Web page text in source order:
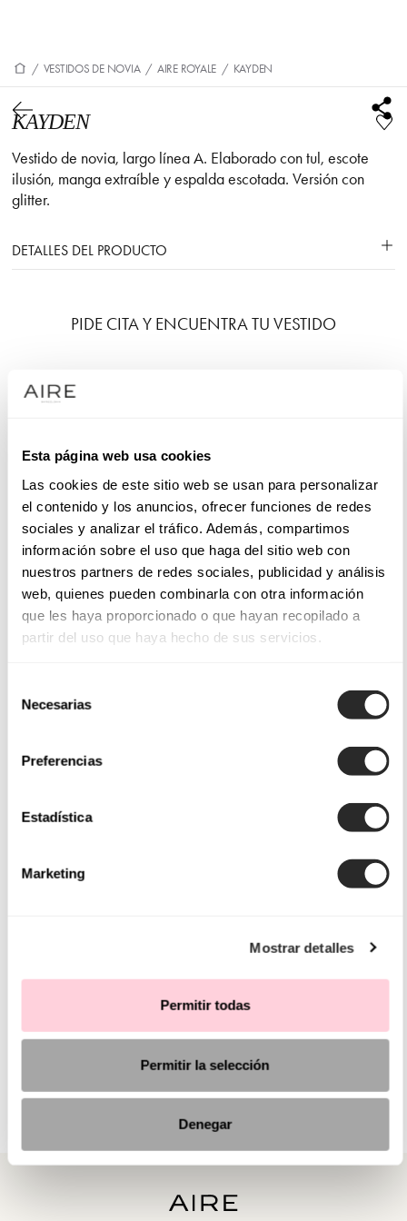
Esta página web usa cookies
Las cookies de este sitio web se usan para personalizar
el contenido y los anuncios, ofrecer funciones de redes
sociales y analizar el tráfico. Además, compartimos
información sobre el uso que haga del sitio web con
nuestros partners de redes sociales, publicidad y análisis
web, quienes pueden combinarla con otra información
que les haya proporcionado o que hayan recopilado a
partir del uso que haya hecho de sus servicios.
Necesarias
Preferencias
Estadística
Marketing
Mostrar detalles
Permitir todas
Permitir la selección
Denegar
/ VESTIDOS DE NOVIA / AIRE ROYALE / KAYDEN
KAYDEN
Vestido de novia, largo línea A. Elaborado con tul, escote
ilusión, manga extraíble y espalda escotada. Versión con
glitter.
DETALLES DEL PRODUCTO
PIDE CITA Y ENCUENTRA TU VESTIDO